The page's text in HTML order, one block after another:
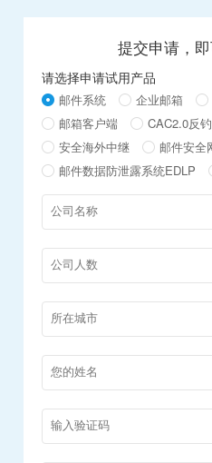
提交申请，
请选择申请试用产品
邮件系统 企业邮箱
邮箱客户端
CAC2.0反
安全海外中继
邮件安全
邮件数据防泄露系统EDLP